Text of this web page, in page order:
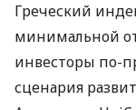
Греческий
минимальной
инвесторы по-
сценария